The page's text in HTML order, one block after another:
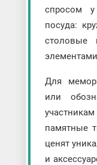
спросом у
посуда:
столовые
Для
или
памятные
ценят
и